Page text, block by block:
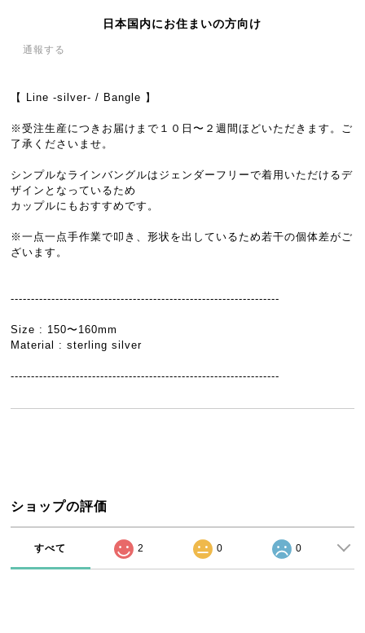
日本国内にお住まいの方向け
通報する
【 Line -silver- / Bangle 】
※受注生産につきお届けまで１０日〜２週間ほどいただきます。ご
了承くださいませ。
シンプルなラインバングルはジェンダーフリーで着用いただけるデ
ザインとなっているため
カップルにもおすすめです。
※一点一点手作業で叩き、形状を出しているため若干の個体差がご
ざいます。
------------------------------------------------------------------
Size : 150〜160mm
Material : sterling silver
------------------------------------------------------------------
ショップの評価
すべて 2 0 0